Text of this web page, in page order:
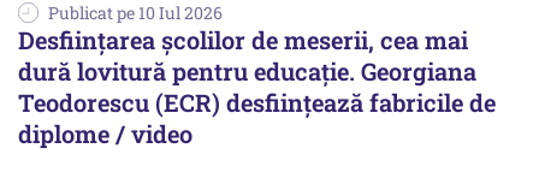
Publicat pe 10 Iul 2026
Desfiinţarea şcolilor de meserii, cea mai
dură lovitură pentru educaţie. Georgiana
Teodorescu (ECR) desfiinţează fabricile de
diplome / video